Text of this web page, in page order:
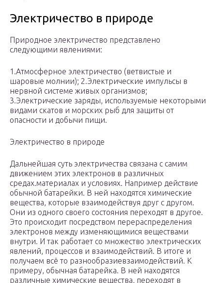
Электричество в природе
Природное электричество представлено
следующими явлениями:
1.Атмосферное электричество (ветвистые и
шаровые молнии); 2.Электрические импульсы в
нервной системе живых организмов;
3.Электрические заряды, используемые некоторыми
видами скатов и морских рыб для защиты от
опасности и добычи пищи.
Электричество в природе
Дальнейшая суть электричества связана с самим
движением этих электронов в различных
средах.материалах и условиях. Например действие
обычной батарейки. В ней находятся химические
вещества, которые взаимодействуя друг с другом.
Они из одного своего состояния переходят в другое.
Это происходит посредством перераспределения
электронов между изменяющимися веществами
внутри. И так работает со множество электрических
явлений, процессов и взаимодействий. В итоге и
получаем всё то разнообразиевзаимодействий. К
примеру, обычная батарейка. В ней находятся
различные химические вещества, переходят в